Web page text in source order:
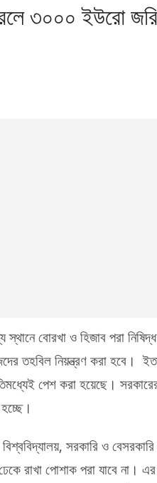
৩০০০ ইউরো
স্থানে বোরখা ও হিজাব পরা
তহবিল নিয়ন্ত্রণ করা হবে।
পেশ করা হয়েছে।
সরকারি ও
রাখা পোশাক পরা যাবে না।